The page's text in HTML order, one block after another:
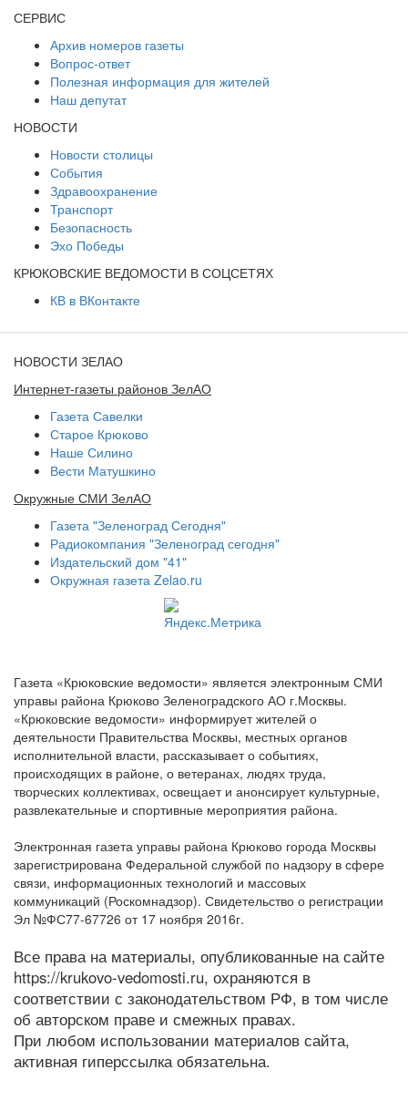
СЕРВИС
Архив номеров газеты
Вопрос-ответ
Полезная информация для жителей
Наш депутат
НОВОСТИ
Новости столицы
События
Здравоохранение
Транспорт
Безопасность
Эхо Победы
КРЮКОВСКИЕ ВЕДОМОСТИ В СОЦСЕТЯХ
КВ в ВКонтакте
НОВОСТИ ЗЕЛАО
Интернет-газеты районов ЗелАО
Газета Савелки
Старое Крюково
Наше Силино
Вести Матушкино
Окружные СМИ ЗелАО
Газета "Зеленоград Сегодня"
Радиокомпания "Зеленоград сегодня"
Издательский дом "41"
Окружная газета Zelao.ru
Газета «Крюковские ведомости» является электронным СМИ
управы района Крюково Зеленоградского АО г.Москвы.
«Крюковские ведомости» информирует жителей о
деятельности Правительства Москвы, местных органов
исполнительной власти, рассказывает о событиях,
происходящих в районе, о ветеранах, людях труда,
творческих коллективах, освещает и анонсирует культурные,
развлекательные и спортивные мероприятия района.
Электронная газета управы района Крюково города Москвы
зарегистрирована Федеральной службой по надзору в сфере
связи, информационных технологий и массовых
коммуникаций (Роскомнадзор). Свидетельство о регистрации
Эл №ФС77-67726 от 17 ноября 2016г.
Все права на материалы, опубликованные на сайте
https://krukovo-vedomosti.ru, охраняются в
соответствии с законодательством РФ, в том числе
об авторском праве и смежных правах.
При любом использовании материалов сайта,
активная гиперссылка обязательна.